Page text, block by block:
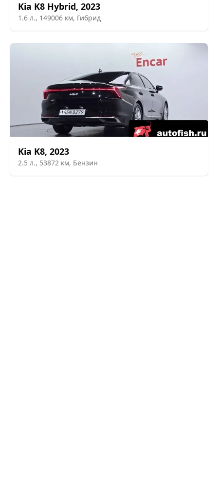
Kia K8 Hybrid, 2023
1.6 л., 149006 км, Гибрид
Kia K8, 2023
2.5 л., 53872 км, Бензин